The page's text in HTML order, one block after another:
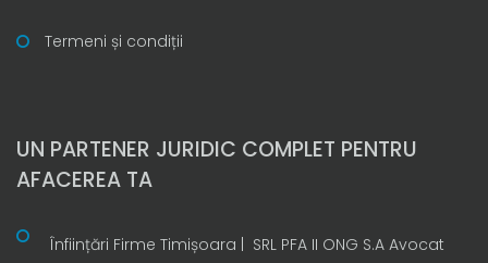
Termeni și condiții
UN PARTENER JURIDIC COMPLET PENTRU
AFACEREA TA
Înființări Firme Timișoara | SRL PFA II ONG S.A Avocat